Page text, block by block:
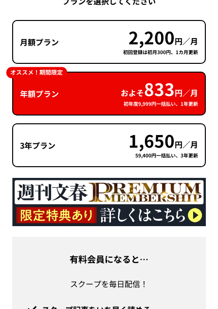
月額プラン 2,200円／月
初回登録は初月300円、1カ月更新
年額プラン およそ833円／月
初年度9,999円一括払い、1年更新
オススメ！期間限定
3年プラン 1,650円／月
59,400円一括払い、3年更新
有料会員になると…
スクープを毎日配信！